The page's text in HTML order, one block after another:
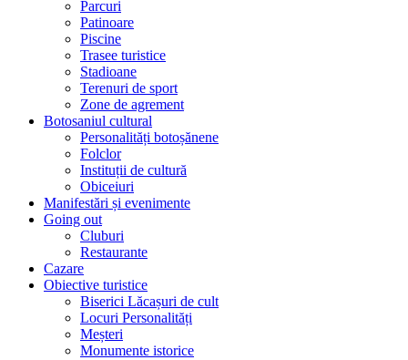
Parcuri
Patinoare
Piscine
Trasee turistice
Stadioane
Terenuri de sport
Zone de agrement
Botosaniul cultural
Personalități botoșănene
Folclor
Instituții de cultură
Obiceiuri
Manifestări și evenimente
Going out
Cluburi
Restaurante
Cazare
Obiective turistice
Biserici Lăcașuri de cult
Locuri Personalități
Meșteri
Monumente istorice